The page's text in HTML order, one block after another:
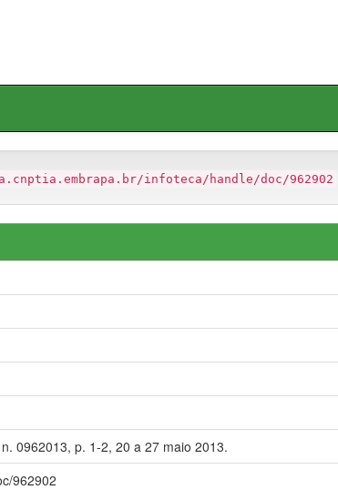
infoteca/handle/doc/962902
0962013, p. 1-2, 20 a 27 maio 2013.
962902